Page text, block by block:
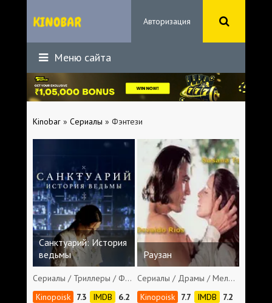
Авторизация
Меню сайта
Kinobar » Сериалы » Фэнтези
Санктуарий: История
ведьмы
Сериалы / Триллеры / Фэнтези
7.3
6.2
Раузан
Сериалы / Драмы / Мелодрамы / Фэнтези
7.7
7.2